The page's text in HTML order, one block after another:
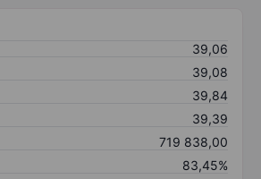
39,06
39,08
39,84
39,39
719 838,00
83,45%